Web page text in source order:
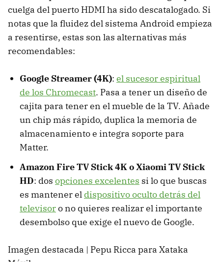
cuelga del puerto HDMI ha sido descatalogado. Si
notas que la fluidez del sistema Android empieza
a resentirse, estas son las alternativas más
recomendables:
Google Streamer (4K): el sucesor espiritual
de los Chromecast. Pasa a tener un diseño de
cajita para tener en el mueble de la TV. Añade
un chip más rápido, duplica la memoria de
almacenamiento e integra soporte para
Matter.
Amazon Fire TV Stick 4K o Xiaomi TV Stick
HD: dos opciones excelentes si lo que buscas
es mantener el dispositivo oculto detrás del
televisoro no quieres realizar el importante
desembolso que exige el nuevo de Google.
Imagen destacada | Pepu Ricca para Xataka